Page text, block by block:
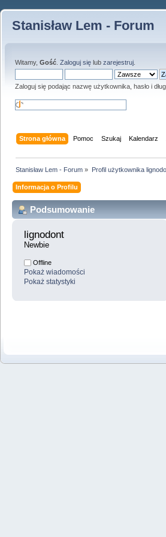
Stanisław Lem - Forum
Witamy, Gość Zaloguj się lub zarejestruj
Zaloguj się podając nazwę użytkownika, hasło i
Strona główna Pomoc Szukaj Kalendarz
Stanisław Lem - Forum » Profil użytkownika
Informacja o Profilu
Podsumowanie
lignodont
Newbie
Offline
Pokaż wiadomości
Pokaż statystyki